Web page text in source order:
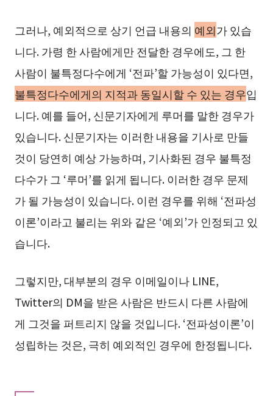
그러나, 예외적으로 상기 언급 내용의 예외가 있습
니다. 가령 한 사람에게만 전달한 경우에도, 그 한
사람이 불특정다수에게 ‘전파’할 가능성이 있다면,
불특정다수에게의 지적과 동일시할 수 있는 경우입
니다. 예를 들어, 신문기자에게 루머를 말한 경우가
있습니다. 신문기자는 이러한 내용을 기사로 만들
것이 당연히 예상 가능하며, 기사화된 경우 불특정
다수가 그 ‘루머’를 읽게 됩니다. 이러한 경우 문제
가 될 가능성이 있습니다. 이런 경우를 위해 ‘전파성
이론’이라고 불리는 위와 같은 ‘예외’가 인정되고 있
습니다.
그렇지만, 대부분의 경우 이메일이나 LINE,
Twitter의 DM을 받은 사람은 반드시 다른 사람에
게 그것을 퍼트리지 않을 것입니다. ‘전파성이론’이
성립하는 것은, 극히 예외적인 경우에 한정됩니다.